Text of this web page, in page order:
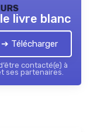
livre blanc
➔ Télécharger
contacté(e) à
ses partenaires.